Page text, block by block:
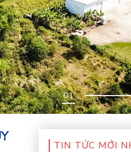
TIN TỨC MỚI